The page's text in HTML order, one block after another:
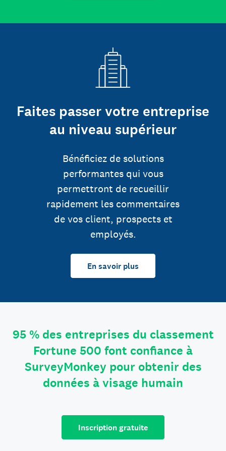
Faites passer votre entreprise
au niveau supérieur
Bénéficiez de solutions
performantes qui vous
permettront de recueillir
rapidement les commentaires
de vos client, prospects et
employés.
En savoir plus
95 % des entreprises du classement
Fortune 500 font confiance à
SurveyMonkey pour obtenir des
données à visage humain
Inscription gratuite